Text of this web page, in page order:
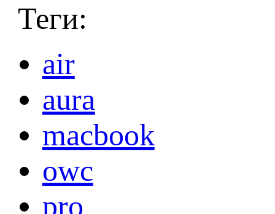
Теги:
air
aura
macbook
owc
pro